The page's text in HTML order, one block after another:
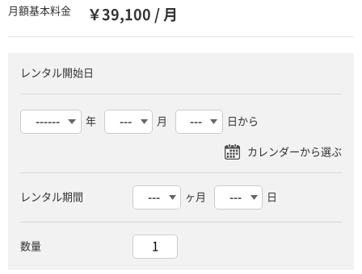
月額基本料金 ￥39,100 / 月
レンタル開始日
年 月 日から
レンタル期間 ヶ月 日
数量